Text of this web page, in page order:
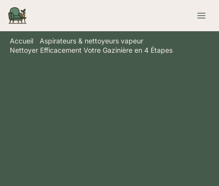
Aller
contenu
Accueil
Aspirateurs & nettoyeurs vapeur
Nettoyer Efficacement Votre Gazinière en 4 Étapes
Rechercher